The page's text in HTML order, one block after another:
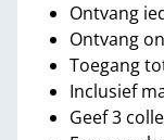
Ontvang
Ontvang
Toegang
Inclusief
Geef 3